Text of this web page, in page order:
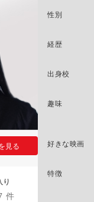
見る
り
件
性別
経歴
出身校
趣味
好きな映画
特徴